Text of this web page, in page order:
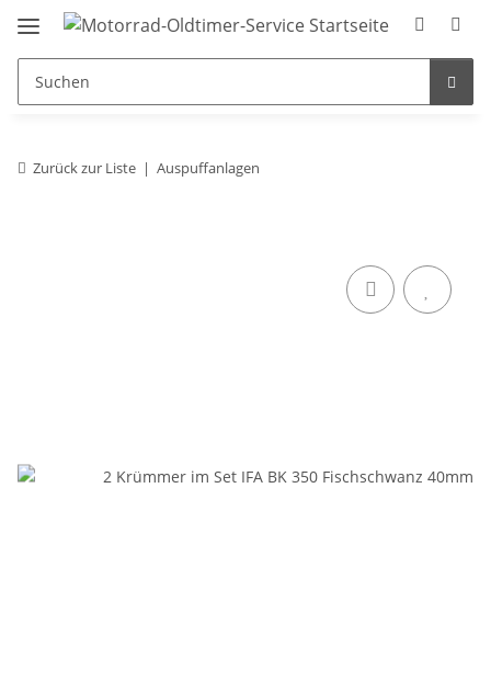
Zurück zur Liste Auspuffanlagen